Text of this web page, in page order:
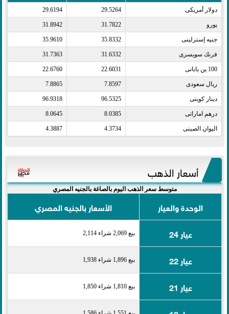
دولار أمريكى​ 29.5264
29.6194
يورو​ 31.7822
31.8942
جنيه إسترلينى​ 35.8332
35.9610
فرنك سويسرى​ 31.6332
31.7363
100 ين يابانى​ 22.6031
22.6760
ريال سعودى​ 7.8597
7.8865
دينار كويتى​ 96.5325
96.9318
درهم اماراتى​ 8.0385
8.0645
اليوان الصينى​ 4.3734
4.3887
أسعار الذهب
متوسط سعر الذهب اليوم بالصاغة بالجنيه المصري
الوحدة والعيار
الأسعار بالجنيه المصري
عيار 24
بيع 2,069 شراء 2,114
عيار 22 بيع 1,896 شراء 1,938
عيار 21 بيع 1,810 شراء 1,850